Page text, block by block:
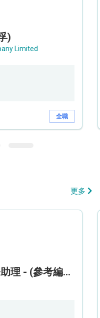
)
Limited
全職
更多
招聘日 - 三級病人服務助理 - (參考編號: HKWCS260107)